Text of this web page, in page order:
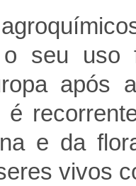
o seu uso
após
é
e da
vivos